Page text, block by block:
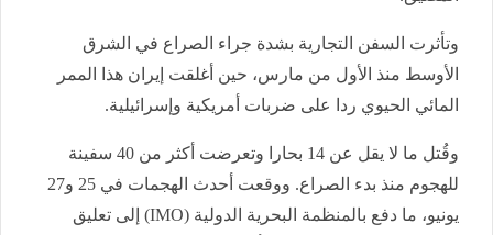
وتأثرت السفن التجارية بشدة جراء الصراع في الشرق
الأوسط منذ الأول من مارس، حين أغلقت إيران هذا الممر
المائي الحيوي ردا على ضربات أمريكية وإسرائيلية.
وقُتل ما لا يقل عن 14 بحارا وتعرضت أكثر من 40 سفينة
للهجوم منذ بدء الصراع. ووقعت أحدث الهجمات في 25 و27
يونيو، ما دفع بالمنظمة البحرية الدولية (IMO) إلى تعليق